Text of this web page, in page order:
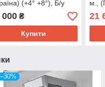
(+4° +8°), Б/у
000₴
Купити
м.,
21
–30%